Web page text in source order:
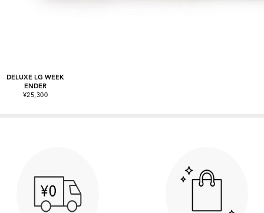
DELUXE LG WEEK
ENDER
¥25,300